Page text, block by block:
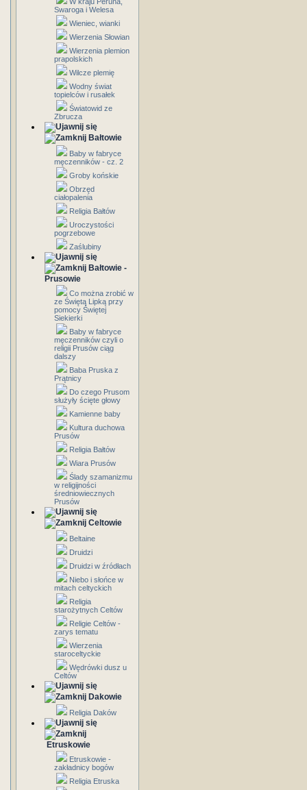
Swaroga i Welesa
Wieniec, wianki
Wierzenia Słowian
Wierzenia plemion
prapolskich
Wilcze plemię
Wodny świat
topielców i rusałek
Światowid ze
Zbrucza
Bałtowie
Baby w fabryce
męczenników - cz. 2
Groby końskie
Obrzęd
ciałopalenia
Religia Bałtów
Uroczystości
pogrzebowe
Zaślubiny
Bałtowie -
Prusowie
Co można zrobić w
ze Świętą Lipką przy
pomocy Świętej
Siekierki
Baby w fabryce
męczenników czyli o
religii Prusów ciąg
dalszy
Baba Pruska z
Prątnicy
Do czego Prusom
służyły ścięte głowy
Kamienne baby
Kultura duchowa
Prusów
Religia Bałtów
Wiara Prusów
Ślady szamanizmu
w religijności
średniowiecznych
Prusów
Celtowie
Beltaine
Druidzi
Druidzi w źródłach
Niebo i słońce w
mitach celtyckich
Religia
starożytnych Celtów
Religie Celtów -
zarys tematu
Wierzenia
staroceltyckie
Wędrówki dusz u
Celtów
Dakowie
Religia Daków
Etruskowie
Etruskowie -
zakładnicy bogów
Religia Etruska